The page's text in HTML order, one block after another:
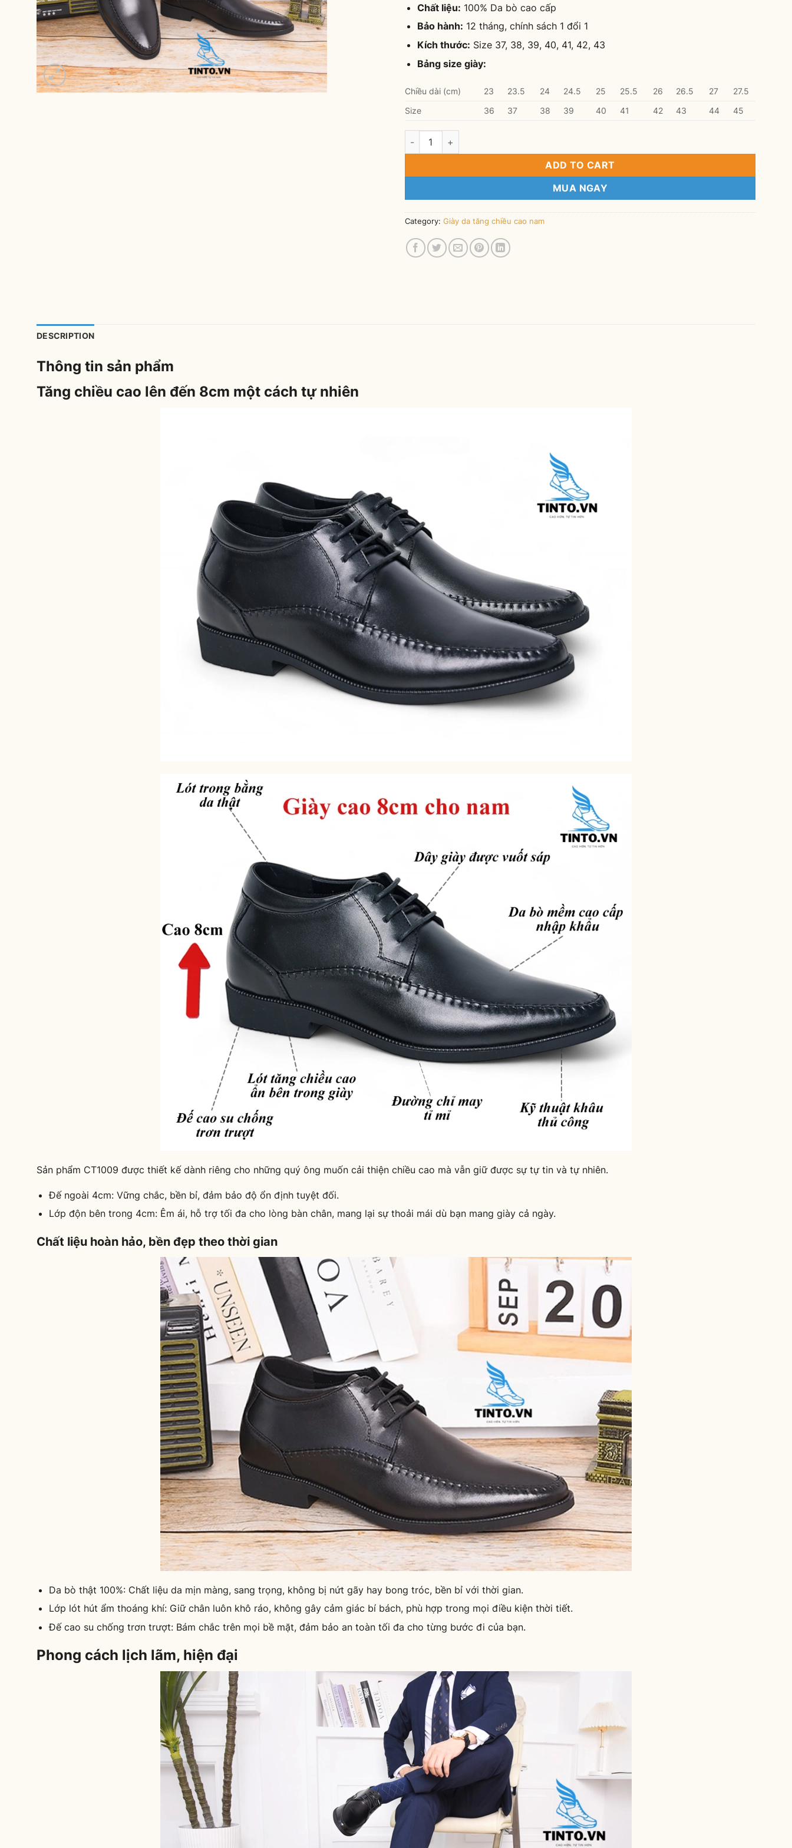
Chất liệu: 100% Da bò cao cấp
Bảo hành: 12 tháng, chính sách 1 đổi 1
Kích thước: Size 37, 38, 39, 40, 41, 42, 43
Bảng size giày:
Chiều dài (cm) 23 23.5 24 24.5 25 25.5 26 26.5 27
27.5
Size
36 37 38 39 40 41 42 43 44 45
Giày da tăng chiều cao nam CT1009 Đen quantity
ADD TO CART
MUA NGAY
Category: Giày da tăng chiều cao nam
DESCRIPTION
Thông tin sản phẩm
Tăng chiều cao lên đến 8cm một cách tự nhiên
Sản phẩm CT1009 được thiết kế dành riêng cho những quý ông muốn cải thiện chiều cao mà vẫn giữ được sự tự tin và tự nhiên.
Đế ngoài 4cm: Vững chắc, bền bỉ, đảm bảo độ ổn định tuyệt đối.
Lớp độn bên trong 4cm: Êm ái, hỗ trợ tối đa cho lòng bàn chân, mang lại sự thoải mái dù bạn mang giày cả ngày.
Chất liệu hoàn hảo, bền đẹp theo thời gian
Da bò thật 100%: Chất liệu da mịn màng, sang trọng, không bị nứt gãy hay bong tróc, bền bỉ với thời gian.
Lớp lót hút ẩm thoáng khí: Giữ chân luôn khô ráo, không gây cảm giác bí bách, phù hợp trong mọi điều kiện thời tiết.
Đế cao su chống trơn trượt: Bám chắc trên mọi bề mặt, đảm bảo an toàn tối đa cho từng bước đi của bạn.
Phong cách lịch lãm, hiện đại